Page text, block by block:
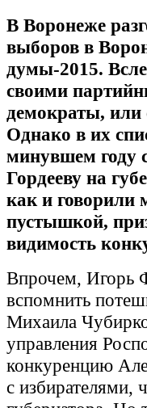
В Воронеже
выборов в
думы-2015.
своими
демократы,
Однако в их
минувшем году
Гордееву на
как и говорили
пустышкой,
видимость
Впрочем, Игорь
вспомнить
Михаила
управления
конкуренцию
с избирателями,